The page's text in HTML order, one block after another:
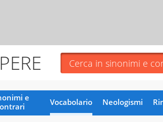
e
Vocabolario Neologismi